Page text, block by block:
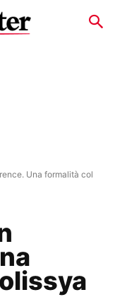
Una formalità col